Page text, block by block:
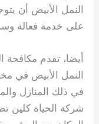
النمل الأبيض أن
على خدمة فعالة
أيضا، تقدم
النمل الأبيض في
في ذلك المنازل
شركة الحياة كلين